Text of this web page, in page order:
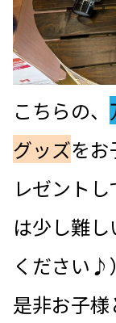
こちらの、
グッズを
レゼント
は少し難
ください♪）
是非お子様